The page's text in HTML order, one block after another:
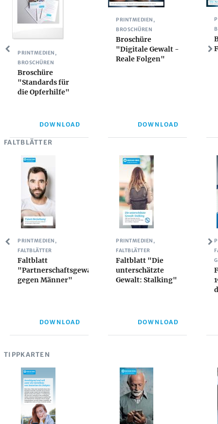
PRINTMEDIEN,
BROSCHÜREN
Broschüre
"Standards für
die Opferhilfe"
DOWNLOAD
PRINTMEDIEN,
BROSCHÜREN
Broschüre
"Digitale Gewalt -
Reale Folgen"
DOWNLOAD
FALTBLÄTTER
PRINTMEDIEN,
FALTBLÄTTER
Faltblatt
"Partnerschaftsgewalt
gegen Männer"
DOWNLOAD
PRINTMEDIEN,
FALTBLÄTTER
Faltblatt "Die
unterschätzte
Gewalt: Stalking"
DOWNLOAD
TIPPKARTEN